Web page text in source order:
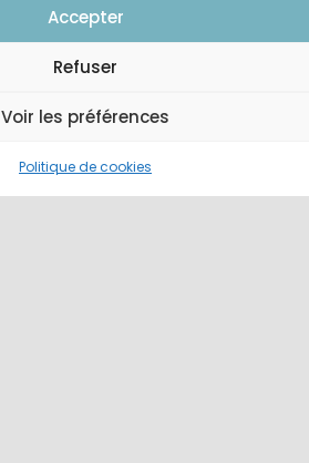
Accepter
Refuser
Voir les préférences
Politique de cookies